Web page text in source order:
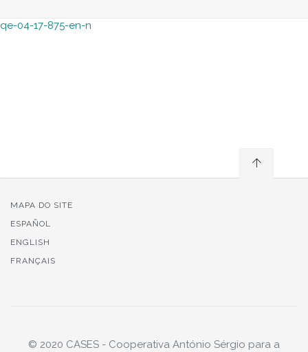
qe-04-17-875-en-n
MAPA DO SITE
ESPAÑOL
ENGLISH
FRANÇAIS
© 2020 CASES - Cooperativa António Sérgio para a